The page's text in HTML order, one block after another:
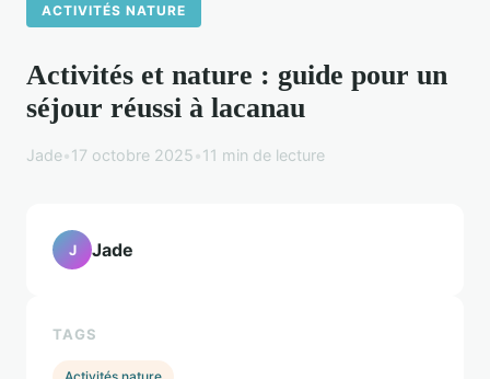
ACTIVITÉS NATURE
Activités et nature : guide pour un
séjour réussi à lacanau
Jade•17 octobre 2025•11 min de lecture
J Jade
TAGS